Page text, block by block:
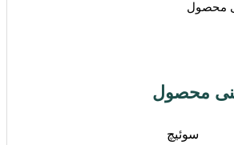
محصول
محصول
سوئیچ